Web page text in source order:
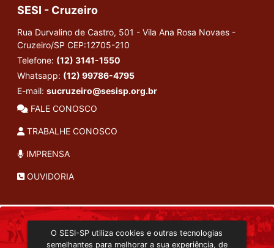
SESI - Cruzeiro
Rua Durvalino de Castro, 501 - Vila Ana Rosa Novaes -
Cruzeiro/SP CEP:12705-210
Telefone: (12) 3141-1550
Whatsapp: (12) 99786-4795
E-mail: sucruzeiro@sesisp.org.br
FALE CONOSCO
TRABALHE CONOSCO
IMPRENSA
OUVIDORIA
TRANSMISSÃO ON-LINE
O SESI-SP utiliza cookies e outras tecnologias
semelhantes para melhorar a sua experiência, de